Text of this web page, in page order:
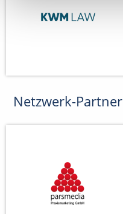
Netzwerk-Partner